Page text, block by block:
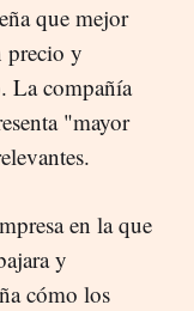
que mejor
precio y
La compañía
"mayor
en la que
y
cómo los